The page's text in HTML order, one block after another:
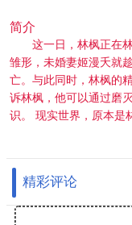
简介
这一日，林枫正在林
雏形，未婚妻姬漫夭就
亡。与此同时，林枫的
诉林枫，他可以通过磨
识。 现实世界，原本是
再受到家仆们的尊重，
力量打败了黄阶武魂的
所改观。 另外一边，
了正在跟自己决斗的秦
到长老们的宠爱，如今
精彩评论